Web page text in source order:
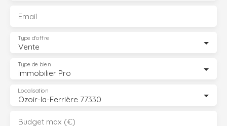
Email
Vente
Type d'offre
Immobilier Pro
Type de bien
Ozoir-la-Ferrière 77330
Localisation
Budget max (€)